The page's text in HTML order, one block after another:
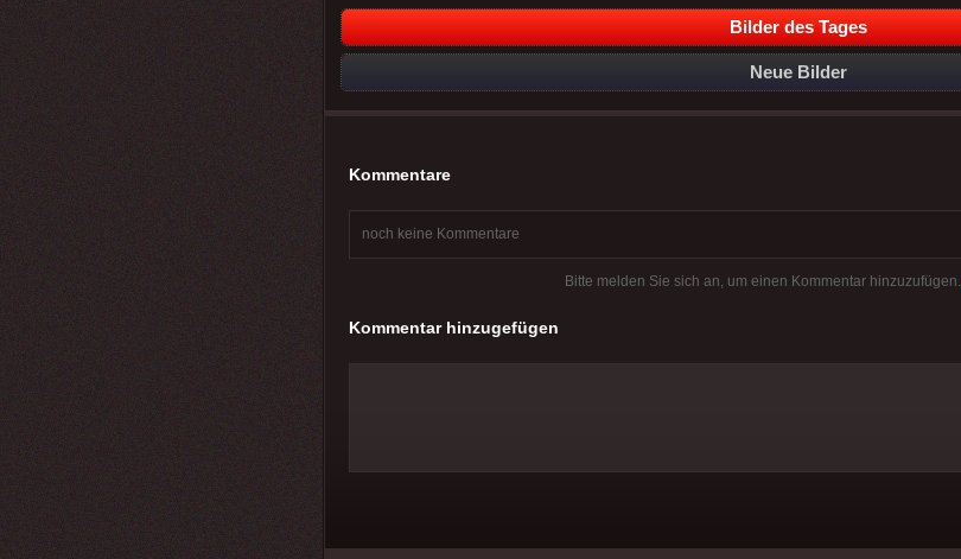
Bilder des Tages
Neue Bilder
Kommentare
noch keine Kommentare
Bitte melden Sie sich an, um einen Kommentar hinzuzufügen.
Kommentar hinzugefügen